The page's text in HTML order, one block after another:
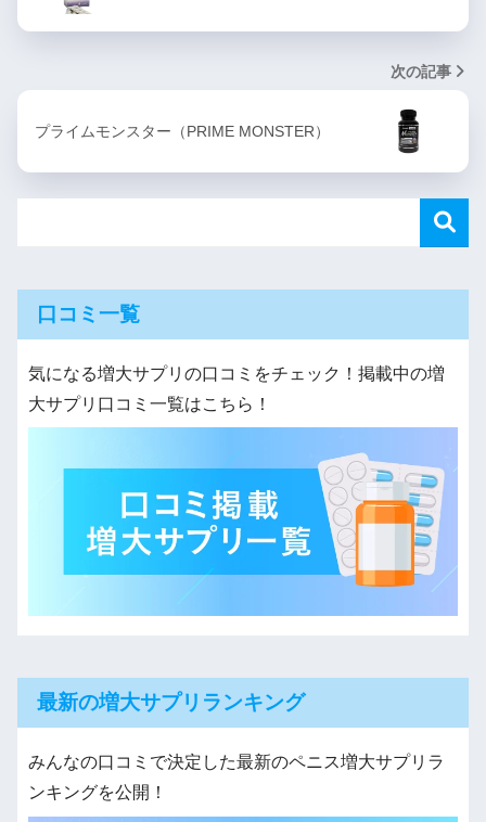
次の記事
プライムモンスター（PRIME MONSTER）
口コミ一覧
気になる増大サプリの口コミをチェック！掲載中の増
大サプリ口コミ一覧はこちら！
最新の増大サプリランキング
みんなの口コミで決定した最新のペニス増大サプリラ
ンキングを公開！